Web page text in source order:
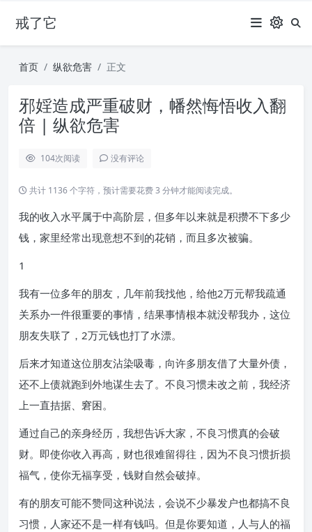
戒了它
首页 纵欲危害 正文
邪婬造成严重破财，幡然悔悟收入翻
倍 | 纵欲危害
104次阅读 没有评论
共计 1136 个字符，预计需要花费 3 分钟才能阅读完成。
我的收入水平属于中高阶层，但多年以来就是积攒不下多少
钱，家里经常出现意想不到的花销，而且多次被骗。
1
我有一位多年的朋友，几年前我找他，给他2万元帮我疏通
关系办一件很重要的事情，结果事情根本就没帮我办，这位
朋友失联了，2万元钱也打了水漂。
后来才知道这位朋友沾染吸毒，向许多朋友借了大量外债，
还不上债就跑到外地谋生去了。不良习惯未改之前，我经济
上一直拮据、窘困。
通过自己的亲身经历，我想告诉大家，不良习惯真的会破
财。即使你收入再高，财也很难留得往，因为不良习惯折损
福气，使你无福享受，钱财自然会破掉。
有的朋友可能不赞同这种说法，会说不少暴发户也都搞不良
习惯，人家还不是一样有钱吗。但是你要知道，人与人的福